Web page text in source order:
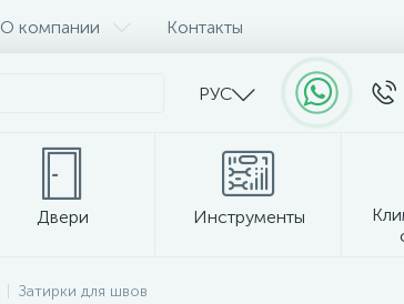
О компании Контакты
РУС
Двери Инструменты
Затирки для швов